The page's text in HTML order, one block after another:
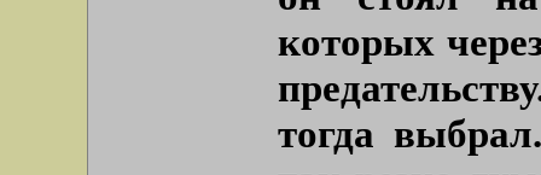
которых
тогда